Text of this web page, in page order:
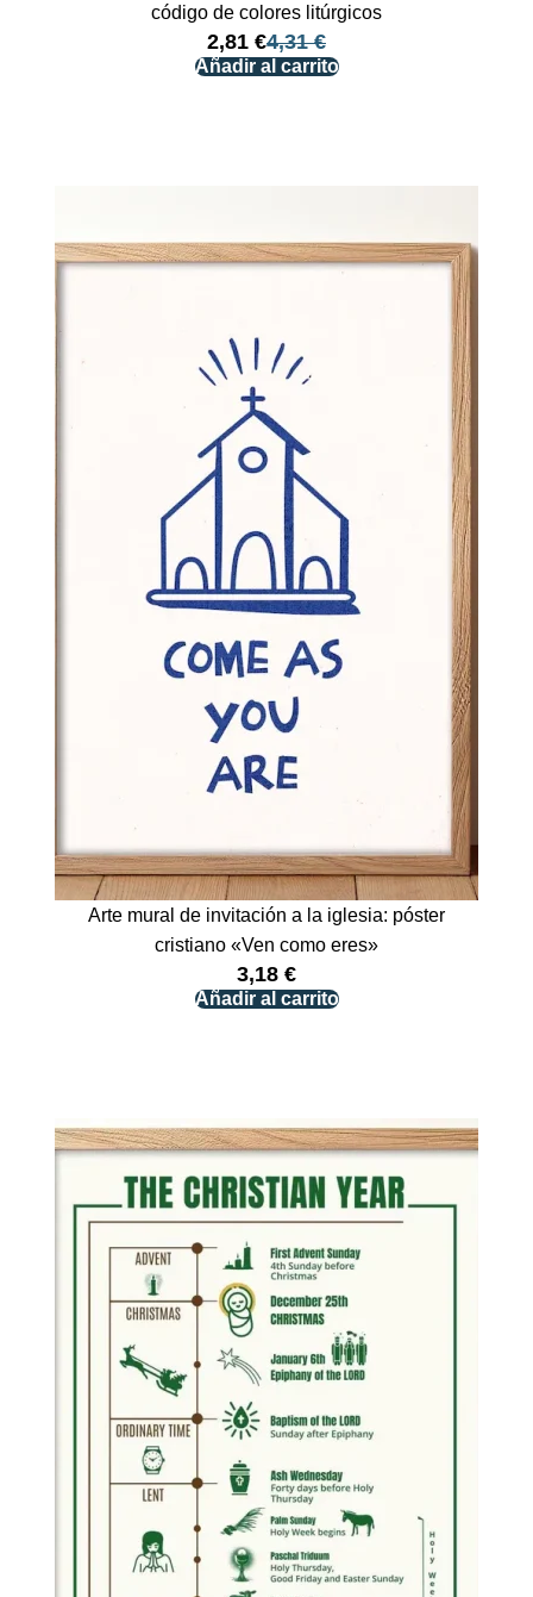
código de colores litúrgicos
4,31€
2,81 €
Añadir al carrito
Arte mural de invitación a la iglesia: póster
cristiano «Ven como eres»
3,18 €
Añadir al carrito